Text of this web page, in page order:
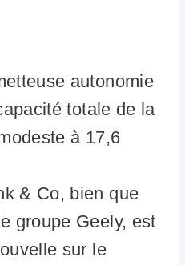
autonomie
totale de la
à 17,6
& Co, bien que
groupe Geely, est
sur le